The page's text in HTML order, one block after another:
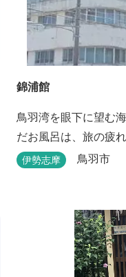
錦浦館
鳥羽湾を眼下に望む
だお風呂は、旅の疲
伊勢志摩 鳥羽市